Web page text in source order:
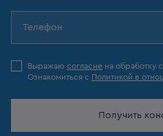
Выражаю согласие на обработку
Ознакомиться с Политикой в
Получить